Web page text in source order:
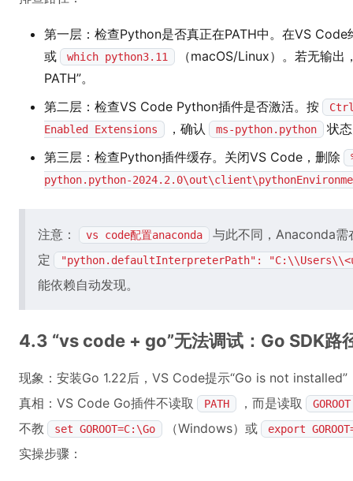
第一层：检查Python是否真正在PATH中。在VS Code
或
which python3.11
（macOS/Linux）。若无输
PATH”。
第二层：检查VS Code Python插件是否激活。按
Enabled Extensions
，确认 ms-python.python
状
第三层：检查Python插件缓存。关闭VS Code，删除
python.python-
注意： vs code配置anaconda
与此不同，Anaconda需
定
"python.defaultInterpreterPath":
能依赖自动发现。
4.3 “vs code + go”无法调试：Go SDK路
现象：安装Go 1.22后，VS Code提示“Go is not installed”
真相：VS Code Go插件不读取
PATH ，而是读取 GOROOT
不教 set GOROOT=C:\Go （Windows）或 export
实操步骤：